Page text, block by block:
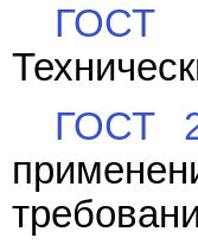
ГОСТ
ГОСТ